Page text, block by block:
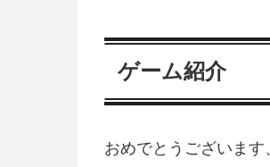
ゲーム紹介
おめでとうございます